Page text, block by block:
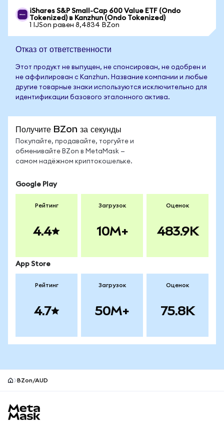
iShares S&P Small-Cap 600 Value ETF (Ondo
Tokenized) в Kanzhun (Ondo Tokenized)
1 IJSon равен 8,4834 BZon
Отказ от ответственности
Этот продукт не выпущен, не спонсирован, не одобрен и
не аффилирован с Kanzhun. Название компании и любые
другие товарные знаки используются исключительно для
идентификации базового эталонного актива.
Получите BZon за секунды
Покупайте, продавайте, торгуйте и
обменивайте BZon в MetaMask —
самом надёжном криптокошельке.
Google Play
Рейтинг
4.4
Загрузок
10M+
Оценок
483.9K
App Store
Рейтинг
4.7
Загрузок
50M+
Оценок
75.8K
BZon/AUD